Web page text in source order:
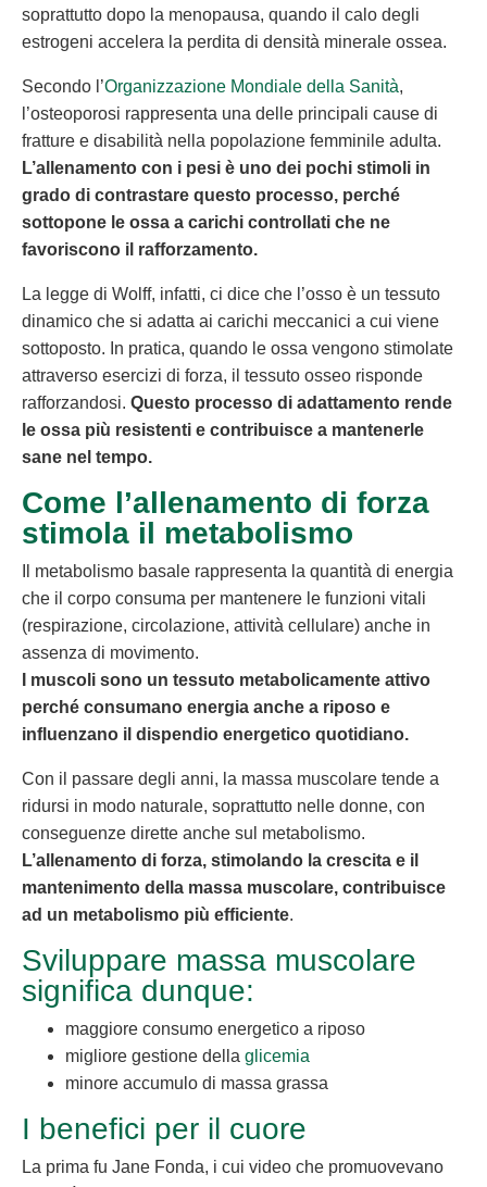
soprattutto dopo la menopausa, quando il calo degli
estrogeni accelera la perdita di densità minerale ossea.
Secondo l’Organizzazione Mondiale della Sanità,
l’osteoporosi rappresenta una delle principali cause di
fratture e disabilità nella popolazione femminile adulta.
L’allenamento con i pesi è uno dei pochi stimoli in
grado di contrastare questo processo, perché
sottopone le ossa a carichi controllati che ne
favoriscono il rafforzamento.
La legge di Wolff, infatti, ci dice che l’osso è un tessuto
dinamico che si adatta ai carichi meccanici a cui viene
sottoposto. In pratica, quando le ossa vengono stimolate
attraverso esercizi di forza, il tessuto osseo risponde
rafforzandosi. Questo processo di adattamento rende
le ossa più resistenti e contribuisce a mantenerle
sane nel tempo.
Come l’allenamento di forza
stimola il metabolismo
Il metabolismo basale rappresenta la quantità di energia
che il corpo consuma per mantenere le funzioni vitali
(respirazione, circolazione, attività cellulare) anche in
assenza di movimento.
I muscoli sono un tessuto metabolicamente attivo
perché consumano energia anche a riposo e
influenzano il dispendio energetico quotidiano.
Con il passare degli anni, la massa muscolare tende a
ridursi in modo naturale, soprattutto nelle donne, con
conseguenze dirette anche sul metabolismo.
L’allenamento di forza, stimolando la crescita e il
mantenimento della massa muscolare, contribuisce
ad un metabolismo più efficiente.
Sviluppare massa muscolare
significa dunque:
maggiore consumo energetico a riposo
migliore gestione della glicemia
minore accumulo di massa grassa
I benefici per il cuore
La prima fu Jane Fonda, i cui video che promuovevano